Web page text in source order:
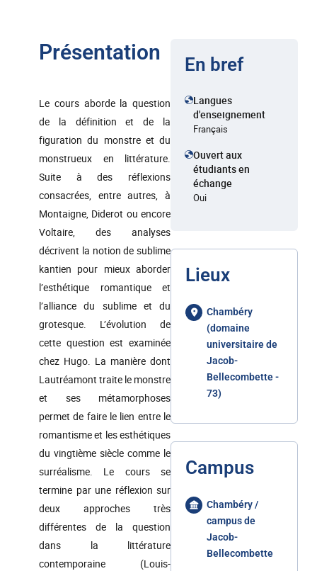
Présentation
Le cours aborde la question
de la définition et de la
figuration du monstre et du
monstrueux en littérature.
Suite à des réflexions
consacrées, entre autres, à
Montaigne, Diderot ou encore
Voltaire, des analyses
décrivent la notion de sublime
kantien pour mieux aborder
l’esthétique romantique et
l’alliance du sublime et du
grotesque. L’évolution de
cette question est examinée
chez Hugo. La manière dont
Lautréamont traite le monstre
et ses métamorphoses
permet de faire le lien entre le
romantisme et les esthétiques
du vingtième siècle comme le
surréalisme. Le cours se
termine par une réflexion sur
deux approches très
différentes de la question
dans la littérature
contemporaine (Louis-
En bref
Langues
d'enseignement
Français
Ouvert aux
étudiants en
échange
Oui
Lieux
Chambéry
(domaine
universitaire de
Jacob-
Bellecombette -
73)
Campus
Chambéry /
campus de
Jacob-
Bellecombette